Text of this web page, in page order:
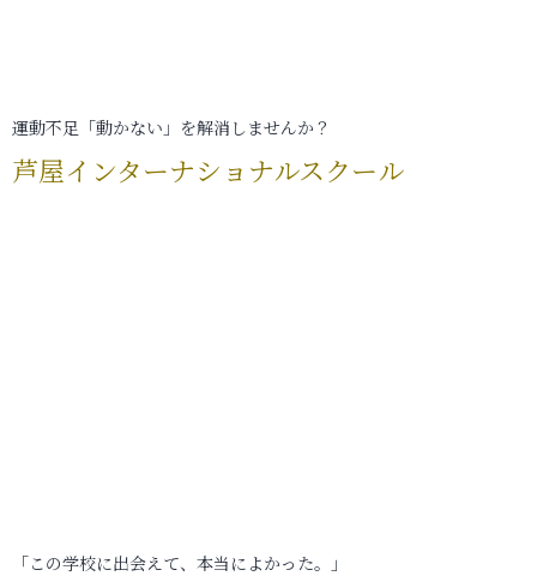
運動不足「動かない」を解消しませんか？
芦屋インターナショナルスクール
「この学校に出会えて、本当によかった。」